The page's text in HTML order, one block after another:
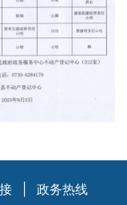
政务热线